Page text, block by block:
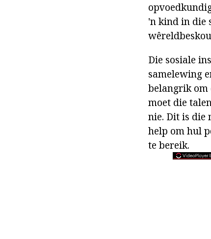
'n kind in die
Die sosiale
samelewing
belangrik om
moet die
nie. Dit is die
help om hul
te bereik.